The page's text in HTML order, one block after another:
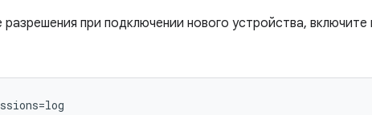
при подключении нового устройства,